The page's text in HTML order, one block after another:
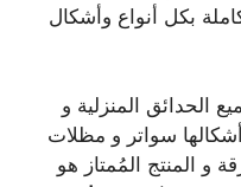
بكل أنواع وأشكال
الحدائق المنزلية و
سواتر و مظلات
و المنتج المُمتاز هو